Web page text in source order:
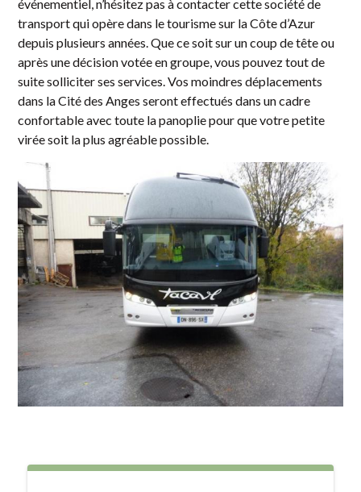
événementiel, n’hésitez pas à contacter cette société de
transport qui opère dans le tourisme sur la Côte d’Azur
depuis plusieurs années. Que ce soit sur un coup de tête ou
après une décision votée en groupe, vous pouvez tout de
suite solliciter ses services. Vos moindres déplacements
dans la Cité des Anges seront effectués dans un cadre
confortable avec toute la panoplie pour que votre petite
virée soit la plus agréable possible.